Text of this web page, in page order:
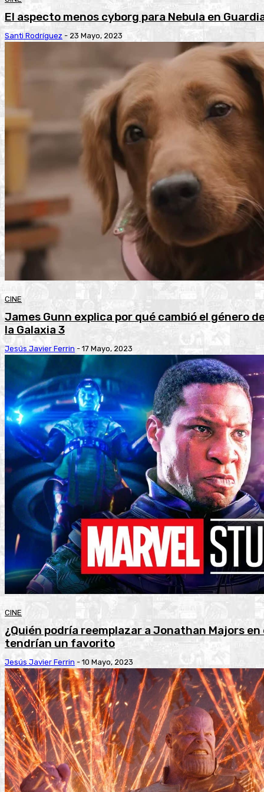
El aspecto menos cyborg para Nebula en
Santi Rodríguez - 23 Mayo, 2023
CINE
James Gunn explica por qué cambió el género
la Galaxia 3
Jesús Javier Ferrin - 17 Mayo, 2023
CINE
¿Quién podría reemplazar a Jonathan Majors en
tendrían un favorito
Jesús Javier Ferrin - 10 Mayo, 2023